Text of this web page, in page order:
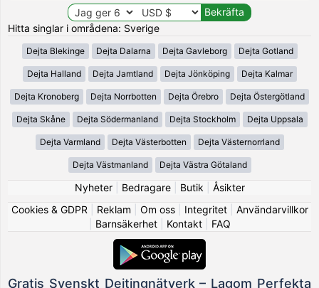
Hitta singlar i områdena: Sverige
Dejta Blekinge Dejta Dalarna Dejta Gavleborg Dejta Gotland
Dejta Halland Dejta Jamtland Dejta Jönköping Dejta Kalmar
Dejta Kronoberg Dejta Norrbotten Dejta Örebro Dejta Östergötland
Dejta Skåne Dejta Södermanland Dejta Stockholm Dejta Uppsala
Dejta Varmland Dejta Västerbotten Dejta Västernorrland
Dejta Västmanland Dejta Västra Götaland
Nyheter| Bedragare| Butik
Åsikter
Cookies & GDPR
Reklam Om oss| Integritet| Användarvillkor
Barnsäkerhet| Kontakt| FAQ
Gratis Svenskt Dejtingnätverk – Lagom Perfekta